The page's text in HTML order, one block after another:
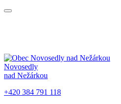
Novosedly
nad Nežárkou
+420 384 791 118